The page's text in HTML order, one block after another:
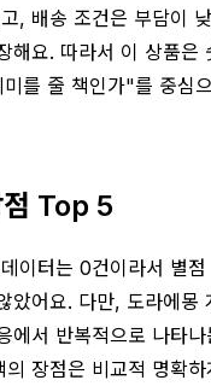
, 배송 조건은 부담이
해요. 따라서 이 상품은
를 줄 책인가"를 중심
점 Top 5
이터는 0건이라서 별
았어요. 다만, 도라에몽
에서 반복적으로 나타
장점은 비교적 명확